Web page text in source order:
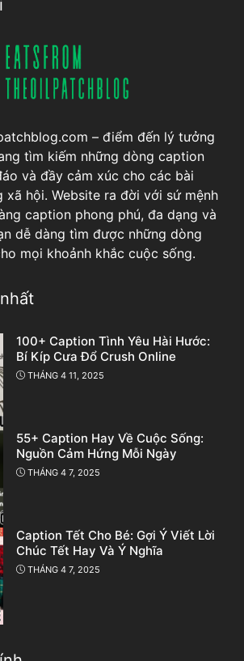
– điểm đến lý tưởng
tìm kiếm những dòng caption
và đầy cảm xúc cho các bài
xã hội. Website ra đời với sứ mệnh
caption phong phú, đa dạng và
dễ dàng tìm được những dòng
mọi khoảnh khắc cuộc sống.
100+ Caption Tình Yêu Hài Hước:
Bí Kíp Cưa Đổ Crush Online
THÁNG 4 11, 2025
55+ Caption Hay Về Cuộc Sống:
Nguồn Cảm Hứng Mỗi Ngày
THÁNG 4 7, 2025
Caption Tết Cho Bé: Gợi Ý Viết Lời
Chúc Tết Hay Và Ý Nghĩa
THÁNG 4 7, 2025